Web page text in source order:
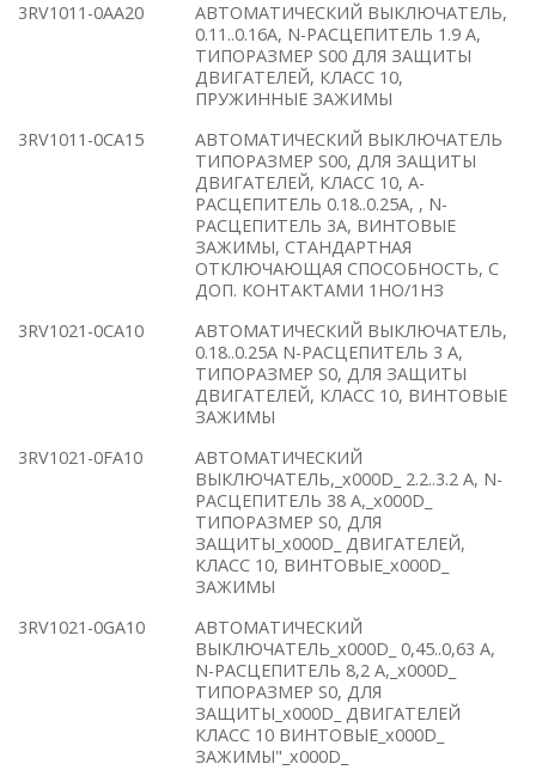
3RV1011-0AA20
АВТОМАТИЧЕСКИЙ ВЫКЛЮЧАТЕЛЬ,
0.11..0.16A, N-РАСЦЕПИТЕЛЬ 1.9 A,
ТИПОРАЗМЕР S00 ДЛЯ ЗАЩИТЫ
ДВИГАТЕЛЕЙ, КЛАСС 10,
ПРУЖИННЫЕ ЗАЖИМЫ
3RV1011-0CA15
АВТОМАТИЧЕСКИЙ ВЫКЛЮЧАТЕЛЬ
ТИПОРАЗМЕР S00, ДЛЯ ЗАЩИТЫ
ДВИГАТЕЛЕЙ, КЛАСС 10, A-
РАСЦЕПИТЕЛЬ 0.18..0.25A, , N-
РАСЦЕПИТЕЛЬ 3A, ВИНТОВЫЕ
ЗАЖИМЫ, СТАНДАРТНАЯ
ОТКЛЮЧАЮЩАЯ СПОСОБНОСТЬ, С
ДОП. КОНТАКТАМИ 1НO/1НЗ
3RV1021-0CA10
АВТОМАТИЧЕСКИЙ ВЫКЛЮЧАТЕЛЬ,
0.18..0.25A N-РАСЦЕПИТЕЛЬ 3 A,
ТИПОРАЗМЕР S0, ДЛЯ ЗАЩИТЫ
ДВИГАТЕЛЕЙ, КЛАСС 10, ВИНТОВЫЕ
ЗАЖИМЫ
3RV1021-0FA10
АВТОМАТИЧЕСКИЙ
ВЫКЛЮЧАТЕЛЬ,_x000D_ 2.2..3.2 A, N-
РАСЦЕПИТЕЛЬ 38 A,_x000D_
ТИПОРАЗМЕР S0, ДЛЯ
ЗАЩИТЫ_x000D_ ДВИГАТЕЛЕЙ,
КЛАСС 10, ВИНТОВЫЕ_x000D_
ЗАЖИМЫ
3RV1021-0GA10
АВТОМАТИЧЕСКИЙ
ВЫКЛЮЧАТЕЛЬ_x000D_ 0,45..0,63 A,
N-РАСЦЕПИТЕЛЬ 8,2 A,_x000D_
ТИПОРАЗМЕР S0, ДЛЯ
ЗАЩИТЫ_x000D_ ДВИГАТЕЛЕЙ
КЛАСС 10 ВИНТОВЫЕ_x000D_
ЗАЖИМЫ"_x000D_